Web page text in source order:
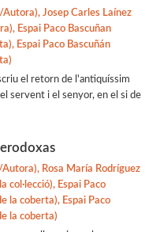
Josep Carles Laínez
Espai Paco Bascuñan
Espai Paco Bascuñán
el retorn de l'antiquíssim
servent i el senyor, en el si de
Rosa María Rodríguez
col·lecció), Espai Paco
la coberta), Espai Paco
la coberta)